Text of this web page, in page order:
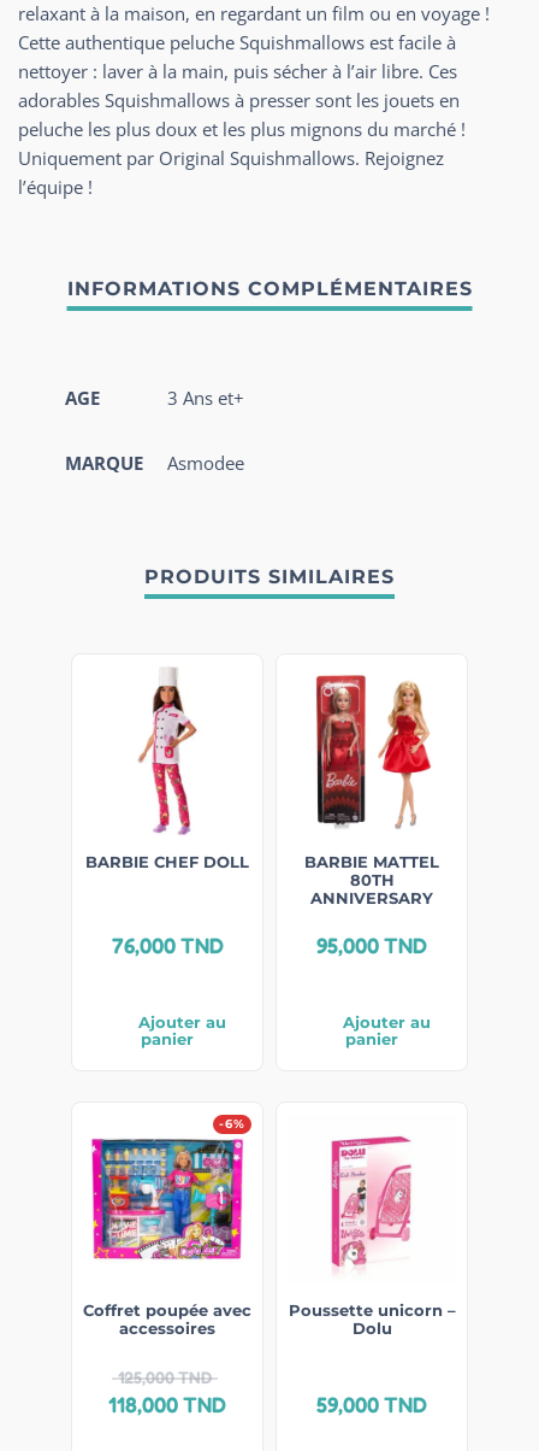
relaxant à la maison, en regardant un film ou en voyage !
Cette authentique peluche Squishmallows est facile à
nettoyer : laver à la main, puis sécher à l’air libre. Ces
adorables Squishmallows à presser sont les jouets en
peluche les plus doux et les plus mignons du marché !
Uniquement par Original Squishmallows. Rejoignez
l’équipe !
AGE 3 Ans et+
MARQUE Asmodee
PRODUITS SIMILAIRES
BARBIE CHEF DOLL
76,000TND
Ajouter au
panier
BARBIE MATTEL
80TH
ANNIVERSARY
95,000TND
Ajouter au
panier
-6%
Coffret poupée avec
accessoires
125,000TND
118,000TND
Poussette unicorn –
Dolu
59,000TND